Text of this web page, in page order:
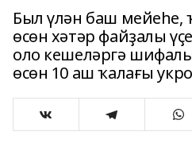
Был үлән баш мейеһе,
өсөн хәтәр файҙалы
оло кешеләргә
өсөн 10 аш ҡалағы